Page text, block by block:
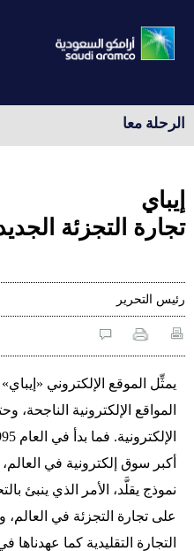
الرحلة معا
إيباي
تجارة التجزئة
رئيس التحرير
يمثِّل الموقع الإلكتروني
المواقع الإلكترونية
أكبر سوق إلكترونية في
نموذج يقلَّد، الأمر الذي ينبئ
على تجارة التجزئة في
التجارة التقليدية كما عهدناها